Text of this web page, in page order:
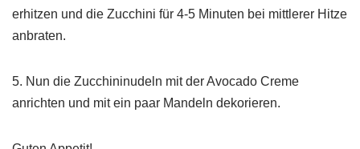
erhitzen und die Zucchini für 4-5 Minuten bei mittlerer Hitze
anbraten.
5. Nun die Zucchininudeln mit der Avocado Creme
anrichten und mit ein paar Mandeln dekorieren.